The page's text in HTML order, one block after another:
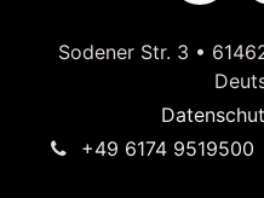
Sodener Str. 3 •
+49 6174 9519500